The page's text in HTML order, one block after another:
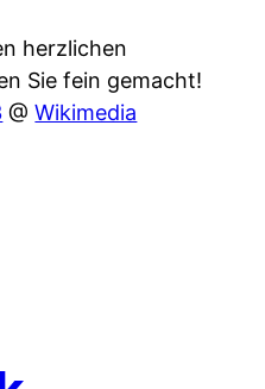
herzlichen
Sie fein gemacht!
@Wikimedia